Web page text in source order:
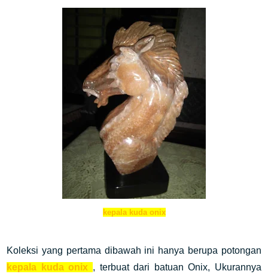
kepala kuda onix
Koleksi yang pertama dibawah ini hanya berupa potongan
kepala kuda onix , terbuat dari batuan Onix, Ukurannya